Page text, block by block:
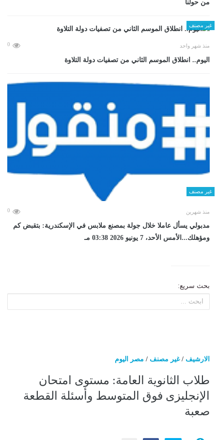
من حولنا
غير مصنف
منذ شهر واحد 0
اليوم.. انطلاق الموسم الثاني من تصفيات دولة التلاوة
غير مصنف
منذ شهرين 0
مدبولي يسأل عاملا خلال جولة بمصنع ملابس في الإسكندرية: بتقبض كم
ومؤهلك...الأمس الأحد، 7 يونيو 2026 03:38 مـ
بحث سريع:
الارشيف /غير مصنف / مصر اليوم
طلاب الثانوية العامة: مستوى امتحان
الإنجليزى فوق المتوسط وأسئلة القطعة
صعبة